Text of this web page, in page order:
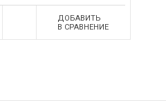
ДОБАВИТЬ
В СРАВНЕНИЕ